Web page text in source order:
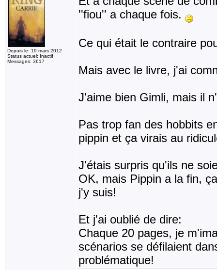
Depuis le: 19 mars 2012
Status actuel: Inactif
Messages: 3617
''fiou'' a chaque fois.
Ce qui était le contraire
Mais avec le livre, j'ai
J'aime bien Gimli, mais il
Pas trop fan des hobbits
pippin et ça virais au
J'étais surpris qu'ils ne
OK, mais Pippin a la fin,
j'y suis!
Et j'ai oublié de dire:
Chaque 20 pages, je
scénarios se défilaient
problématique!